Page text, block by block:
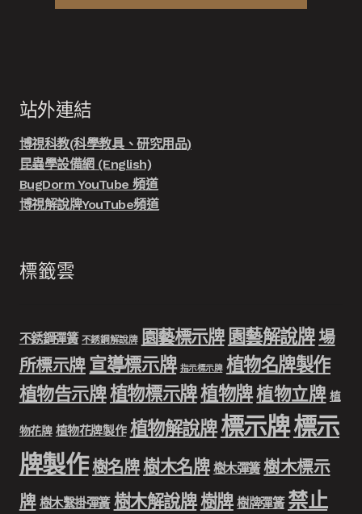
站外連結
博視科教(科學教具、研究用品)
昆蟲學設備網 (English)
BugDorm YouTube 頻道
博視解說牌YouTube頻道
標籤雲
不銹鋼彈簧 不銹鋼解說牌 園藝標示牌 園藝解說牌場
所標示牌 宣導標示牌 指示標示牌 植物名牌製作
植物告示牌植物標示牌植物牌植物立牌 植
物花牌 植物花牌製作 植物解說牌 標示牌標示
牌製作樹名牌樹木名牌 樹木彈簧 樹木標示
牌 樹木繫掛彈簧 樹木解說牌樹牌 樹牌彈簧 禁止